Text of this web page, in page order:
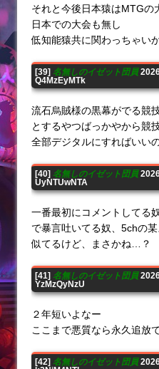
それと今後日本猿はMTGの
日本での大会も無し
低知能猿共に関わっちゃい
[39] 名無しのイゼット団員
Q4MzEyMTk
流石烏賊様の黒幕がでる競
とするやつばっかやから競
全部デジタルにすればいい
[40] 名無しのイゼット団員
UyNTUwNTA
一番最初にコメントしてる
で暴言吐いてる奴、5chの
似てるけど、まさかね…？
[41] 名無しのイゼット団員
YzMzQyNzU
２年短いよなー
ここまで悪質なら永久追放
[42] 名無しのイゼット団員